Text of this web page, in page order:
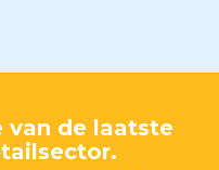
de laatste